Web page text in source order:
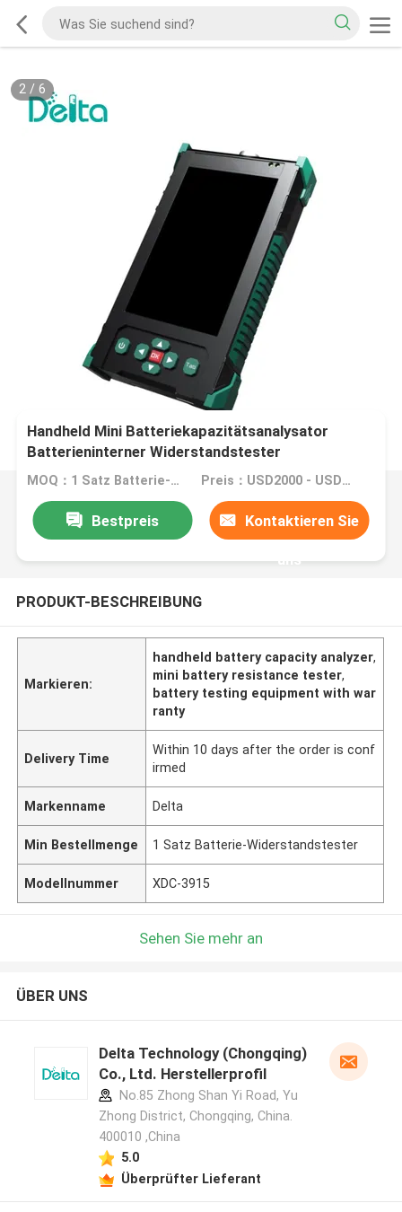
2/ 6
Handheld Mini Batteriekapazitätsanalysator
Batterieninterner Widerstandstester
MOQ：1 Satz Batterie-Widerstandstester Preis：USD2000 - USD3500 / set Battery Internal Resistance Tester
Bestpreis Kontaktieren Sie
uns
PRODUKT-BESCHREIBUNG
Markieren:
handheld battery capacity analyzer,
mini battery resistance tester,
battery testing equipment with war
ranty
Delivery Time
Within 10 days after the order is conf
irmed
Markenname Delta
Min Bestellmenge 1 Satz Batterie-Widerstandstester
Modellnummer XDC-3915
Sehen Sie mehr an
ÜBER UNS
Delta Technology (Chongqing)
Co., Ltd. Herstellerprofil
No.85 Zhong Shan Yi Road, Yu
Zhong District, Chongqing, China.
400010 ,China
5.0
Überprüfter Lieferant